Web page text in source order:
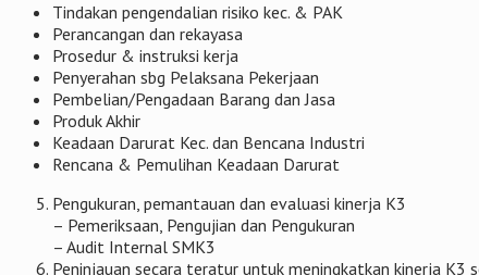
Tindakan pengendalian risiko kec. & PAK
Perancangan dan rekayasa
Prosedur & instruksi kerja
Penyerahan sbg Pelaksana Pekerjaan
Pembelian/Pengadaan Barang dan Jasa
Produk Akhir
Keadaan Darurat Kec. dan Bencana Industri
Rencana & Pemulihan Keadaan Darurat
Pengukuran, pemantauan dan evaluasi kinerja K3
– Pemeriksaan, Pengujian dan Pengukuran
– Audit Internal SMK3
Peninjauan secara teratur untuk meningkatkan kinerja K3